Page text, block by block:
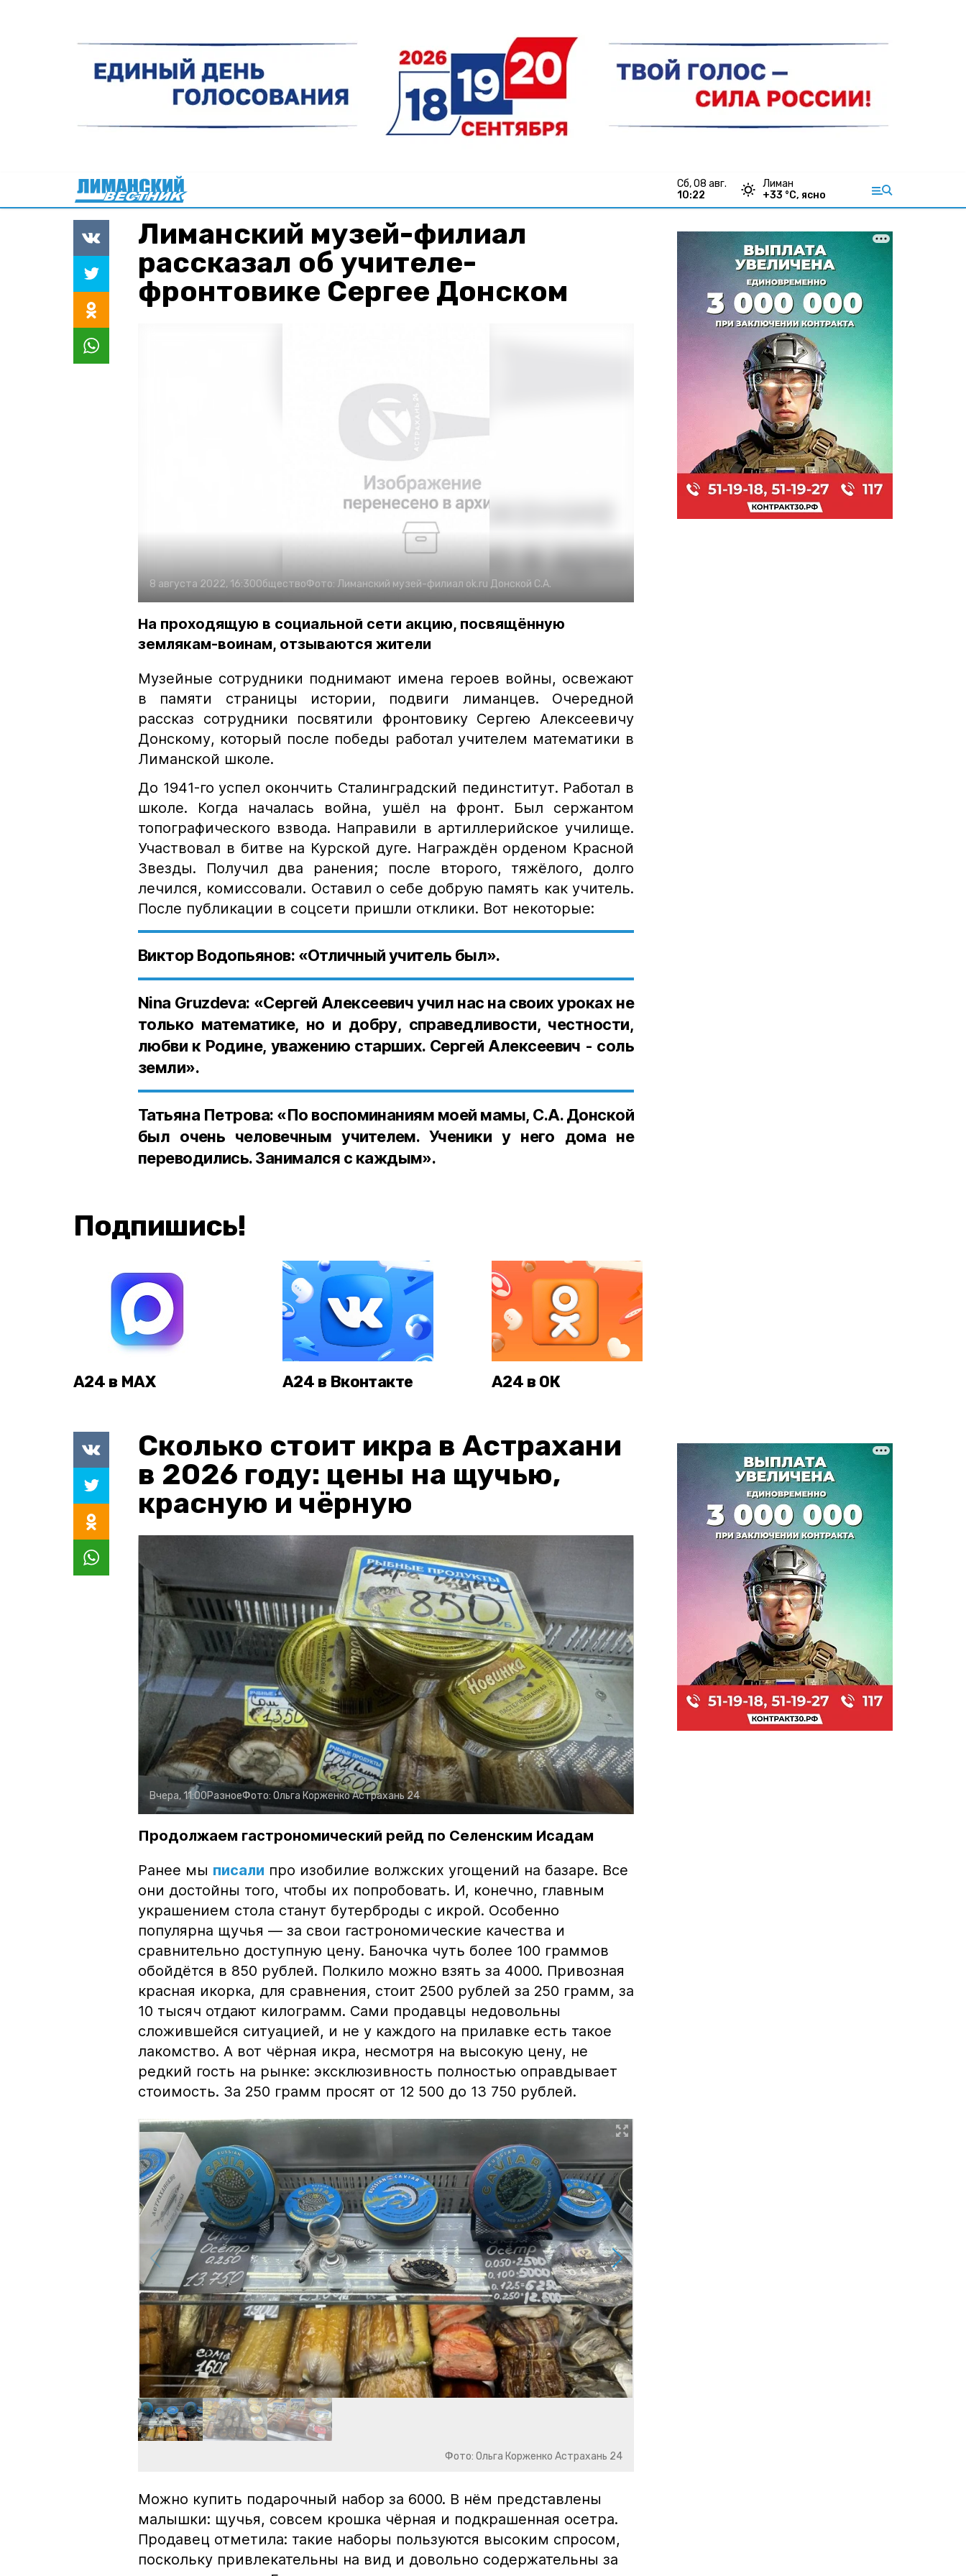
сб, 08 авг.
10:22
Лиман
+33 °С, ясно
Лиманский музей-филиал
рассказал об учителе-
фронтовике Сергее Донском
8 августа 2022, 16:30ОбществоФото: Лиманский музей-филиал ok.ru Донской С.А.
На проходящую в социальной сети акцию, посвящённую
землякам-воинам, отзываются жители
Музейные сотрудники поднимают имена героев войны, освежают
в памяти страницы истории, подвиги лиманцев. Очередной
рассказ сотрудники посвятили фронтовику Сергею Алексеевичу
Донскому, который после победы работал учителем математики в
Лиманской школе.
До 1941-го успел окончить Сталинградский пединститут. Работал в
школе. Когда началась война, ушёл на фронт. Был сержантом
топографического взвода. Направили в артиллерийское училище.
Участвовал в битве на Курской дуге. Награждён орденом Красной
Звезды. Получил два ранения; после второго, тяжёлого, долго
лечился, комиссовали. Оставил о себе добрую память как учитель.
После публикации в соцсети пришли отклики. Вот некоторые:
Виктор Водопьянов: «Отличный учитель был».
Nina Gruzdeva: «Сергей Алексеевич учил нас на своих уроках не
только математике, но и добру, справедливости, честности,
любви к Родине, уважению старших. Сергей Алексеевич - соль
земли».
Татьяна Петрова: «По воспоминаниям моей мамы, С.А. Донской
был очень человечным учителем. Ученики у него дома не
переводились. Занимался с каждым».
Подпишись!
А24 в MAX А24 в Вконтакте А24 в ОК
Сколько стоит икра в Астрахани
в 2026 году: цены на щучью,
красную и чёрную
Вчера, 11:00РазноеФото: Ольга КорженкоАстрахань 24
Продолжаем гастрономический рейд по Селенским Исадам
Ранее мы писали про изобилие волжских угощений на базаре. Все
они достойны того, чтобы их попробовать. И, конечно, главным
украшением стола станут бутерброды с икрой. Особенно
популярна щучья — за свои гастрономические качества и
сравнительно доступную цену. Баночка чуть более 100 граммов
обойдётся в 850 рублей. Полкило можно взять за 4000. Привозная
красная икорка, для сравнения, стоит 2500 рублей за 250 грамм, за
10 тысяч отдают килограмм. Сами продавцы недовольны
сложившейся ситуацией, и не у каждого на прилавке есть такое
лакомство. А вот чёрная икра, несмотря на высокую цену, не
редкий гость на рынке: эксклюзивность полностью оправдывает
стоимость. За 250 грамм просят от 12 500 до 13 750 рублей.
Фото: Ольга Корженко Астрахань 24
Можно купить подарочный набор за 6000. В нём представлены
малышки: щучья, совсем крошка чёрная и подкрашенная осетра.
Продавец отметила: такие наборы пользуются высоким спросом,
поскольку привлекательны на вид и довольно содержательны за